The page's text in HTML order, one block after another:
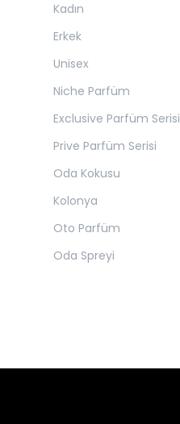
Kadın
Erkek
Unisex
Niche Parfüm
Exclusive Parfüm Serisi
Prive Parfüm Serisi
Oda Kokusu
Kolonya
Oto Parfüm
Oda Spreyi